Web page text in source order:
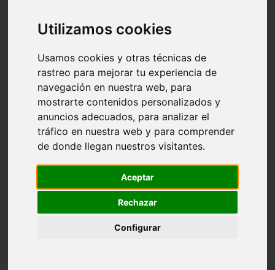
Utilizamos cookies
Usamos cookies y otras técnicas de
rastreo para mejorar tu experiencia de
navegación en nuestra web, para
mostrarte contenidos personalizados y
anuncios adecuados, para analizar el
tráfico en nuestra web y para comprender
de donde llegan nuestros visitantes.
Aceptar
Rechazar
Configurar
Valencia - chiva
Murcia - calasparra
Valencia - sagunt
Asturias - ribadesella
Castellón - benicàssim
Alicante - el-campello
Cádiz - rota
Madrid - las-rozas-de-madrid
Ciudad-real - ciudad-real
Madrid - tres-cantos
Las-palmas - yaiza
Alicante - elx